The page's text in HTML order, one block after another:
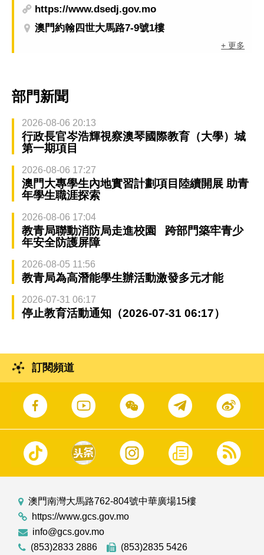
https://www.dsedj.gov.mo
澳門約翰四世大馬路7-9號1樓
+ 更多
部門新聞
2026-08-06 20:13
行政長官岑浩輝視察澳琴國際教育（大學）城
第一期項目
2026-08-06 17:27
澳門大專學生內地實習計劃項目陸續開展 助青
年學生職涯探索
2026-08-06 17:04
教青局聯動消防局走進校園 跨部門築牢青少
年安全防護屏障
2026-08-05 11:56
教青局為高潛能學生辦活動激發多元才能
2026-07-31 06:17
停止教育活動通知（2026-07-31 06:17）
訂閱頻道
澳門南灣大馬路762-804號中華廣場15樓
https://www.gcs.gov.mo
info@gcs.gov.mo
(853)2833 2886
(853)2835 5426